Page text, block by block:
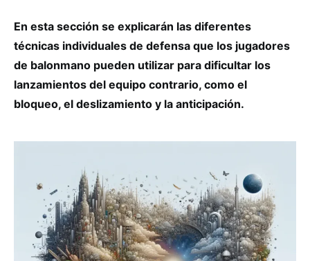
En esta sección se explicarán las diferentes
técnicas individuales de defensa que los jugadores
de balonmano pueden utilizar para dificultar los
lanzamientos del equipo contrario, como el
bloqueo, el deslizamiento y la anticipación.